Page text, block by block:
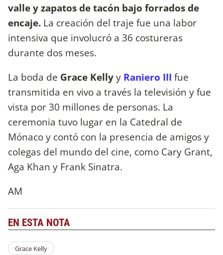
valle y zapatos de tacón bajo forrados de
encaje. La creación del traje fue una labor
intensiva que involucró a 36 costureras
durante dos meses.
La boda de Grace Kellyy Raniero III fue
transmitida en vivo a través la televisión y fue
vista por 30 millones de personas. La
ceremonia tuvo lugar en la Catedral de
Mónaco y contó con la presencia de amigos y
colegas del mundo del cine, como Cary Grant,
Aga Khan y Frank Sinatra.
AM
EN ESTA NOTA
Grace Kelly